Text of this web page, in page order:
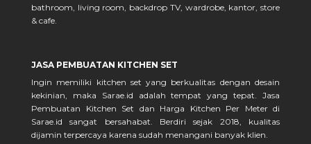
bathroom, living room, backdrop TV, wardrobe, kantor, store
& cafe.
JASA PEMBUATAN KITCHEN SET
Ingin memiliki kitchen set yang berkualitas dengan desain
kekinian, maka Sarae.id adalah tempat yang tepat. Jasa
Pembuatan Kitchen Set dan Harga Kitchen Per Meter di
Sarae.id sangat bersahabat. Berdiri sejak 2018, kualitas
dijamin terpercaya karena sudah menangani banyak klien.